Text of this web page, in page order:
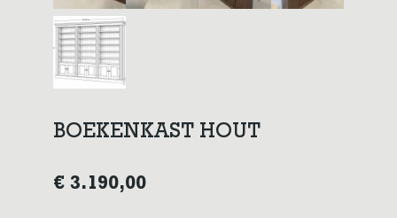
BOEKENKAST HOUT
€ 3.190,00